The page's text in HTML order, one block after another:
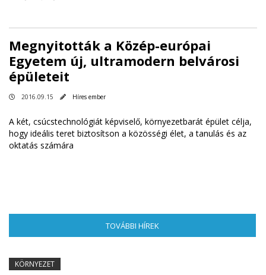
Megnyitották a Közép-európai
Egyetem új, ultramodern belvárosi
épületeit
2016.09.15 Híres ember
A két, csúcstechnológiát képviselő, környezetbarát épület célja,
hogy ideális teret biztosítson a közösségi élet, a tanulás és az
oktatás számára
TOVÁBBI HÍREK
KÖRNYEZET